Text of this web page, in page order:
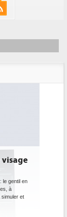
pour les
et plus efficaces, c'est
publics européens
Directive sur